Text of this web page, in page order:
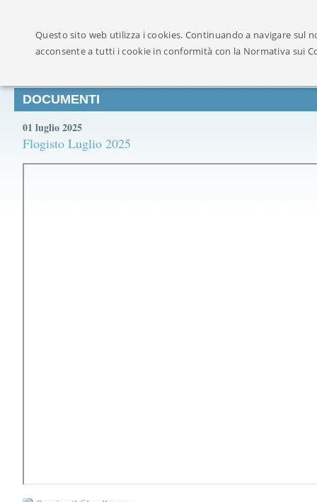
DOCUMENTI
01 luglio 2025
Flogisto Luglio 2025
Questo sito web utilizza i cookies. Continuando a navigare sul
acconsente a tutti i cookie in conformità con la Normativa sui